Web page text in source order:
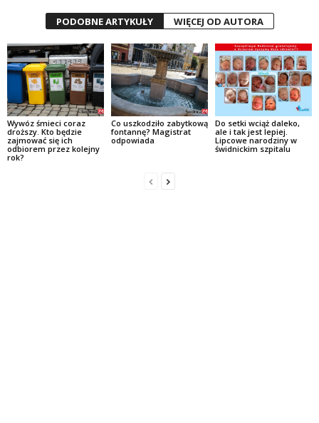
PODOBNE ARTYKUŁY WIĘCEJ OD AUTORA
Wywóz śmieci coraz
droższy. Kto będzie
zajmować się ich
odbiorem przez kolejny
rok?
Co uszkodziło zabytkową
fontannę? Magistrat
odpowiada
Do setki wciąż daleko,
ale i tak jest lepiej.
Lipcowe narodziny w
świdnickim szpitalu